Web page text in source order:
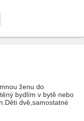
ženu do
bydlím v bytě nebo
dvě,samostatné